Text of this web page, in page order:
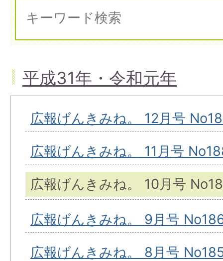
平成31年・令和元年
広報げんきみね。 12月号
広報げんきみね。 11月号
広報げんきみね。 10月号
広報げんきみね。 9月号
広報げんきみね。 8月号